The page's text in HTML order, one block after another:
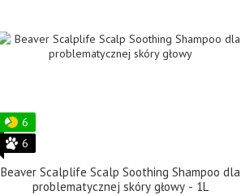
6
6
Beaver Scalplife Scalp Soothing Shampoo dla
problematycznej skóry głowy - 1L